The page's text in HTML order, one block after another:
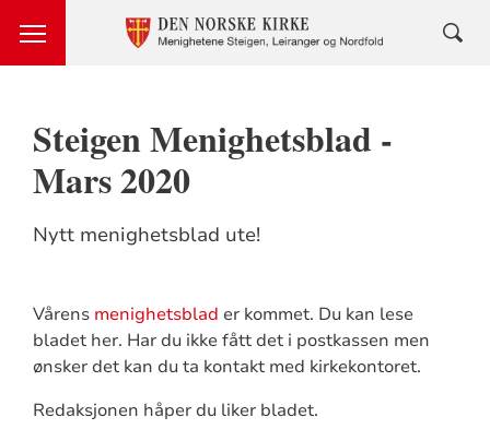
Steigen Menighetsblad -
Mars 2020
Nytt menighetsblad ute!
Vårensmenighetsblad er kommet. Du kan lese
bladet her. Har du ikke fått det i postkassen men
ønsker det kan du ta kontakt med kirkekontoret.
Redaksjonen håper du liker bladet.